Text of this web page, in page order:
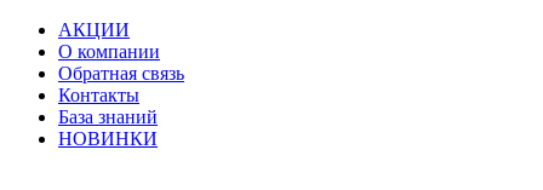
АКЦИИ
О компании
Обратная связь
Контакты
База знаний
НОВИНКИ